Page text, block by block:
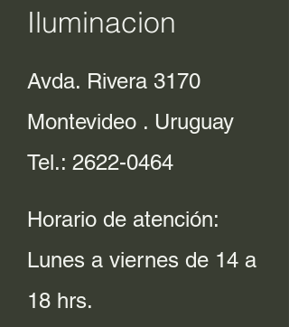
Iluminacion
Avda. Rivera 3170
Montevideo . Uruguay
Tel.: 2622-0464
Horario de atención:
Lunes a viernes de 14 a
18 hrs.